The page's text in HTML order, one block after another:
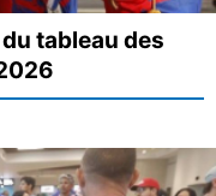
tableau des